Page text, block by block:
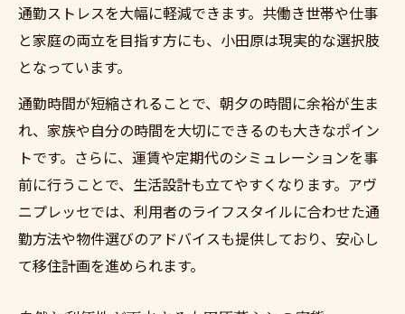
通勤時間と生活の質向上を両立する方法
小田原で叶える家族の豊かな日常
小田原に移住で生活の質を向上する家族の
暮らし方
自然と共に過ごす小田原移住の充実した日
常
子育て世帯が実感する小田原移住の生活の
質
家族全員が安心できる小田原移住の住環境
通勤ストレスを大幅に軽減できます。共働き世帯や仕事
と家庭の両立を目指す方にも、小田原は現実的な選択肢
となっています。
通勤時間が短縮されることで、朝夕の時間に余裕が生ま
れ、家族や自分の時間を大切にできるのも大きなポイン
トです。さらに、運賃や定期代のシミュレーションを事
前に行うことで、生活設計も立てやすくなります。アヴ
ニプレッセでは、利用者のライフスタイルに合わせた通
勤方法や物件選びのアドバイスも提供しており、安心し
て移住計画を進められます。